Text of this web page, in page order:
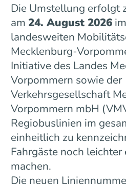
Die Umstellung erfolgt
am 24. August 2026
landesweiten
Mecklenburg-
Initiative des Landes
Vorpommern sowie der
Verkehrsgesellschaft
Vorpommern mbH
Regiobuslinien im
einheitlich zu
Fahrgäste noch leichter
machen.
Die neuen